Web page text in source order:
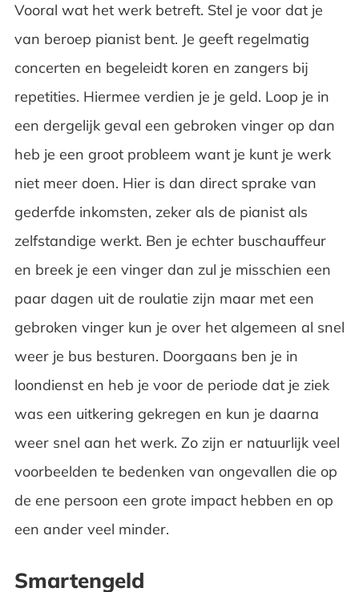
Vooral wat het werk betreft. Stel je voor dat je
van beroep pianist bent. Je geeft regelmatig
concerten en begeleidt koren en zangers bij
repetities. Hiermee verdien je je geld. Loop je in
een dergelijk geval een gebroken vinger op dan
heb je een groot probleem want je kunt je werk
niet meer doen. Hier is dan direct sprake van
gederfde inkomsten, zeker als de pianist als
zelfstandige werkt. Ben je echter buschauffeur
en breek je een vinger dan zul je misschien een
paar dagen uit de roulatie zijn maar met een
gebroken vinger kun je over het algemeen al snel
weer je bus besturen. Doorgaans ben je in
loondienst en heb je voor de periode dat je ziek
was een uitkering gekregen en kun je daarna
weer snel aan het werk. Zo zijn er natuurlijk veel
voorbeelden te bedenken van ongevallen die op
de ene persoon een grote impact hebben en op
een ander veel minder.
Smartengeld